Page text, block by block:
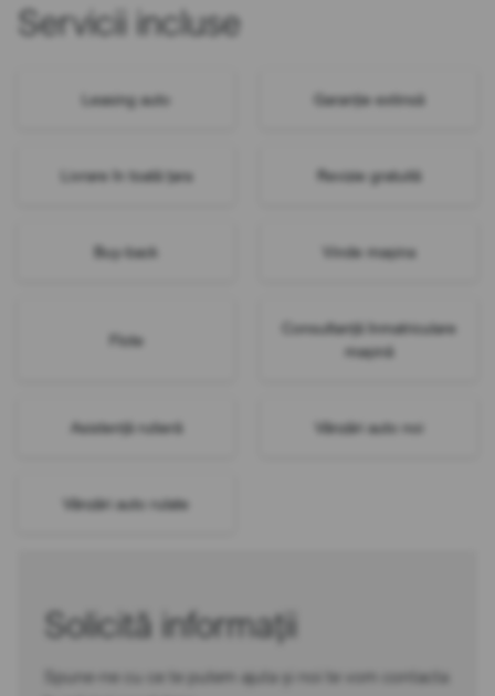
Servicii incluse
Leasing auto Garanție extinsă
Livrare în toată țara Revizie gratuită
Buy-back Vinde mașina
Flote
Consultanță înmatriculare
mașină
Asistență rutieră Vânzări auto noi
Vânzări auto rulate
Solicită informații
Spune-ne cu ce te putem ajuta și noi te vom contacta